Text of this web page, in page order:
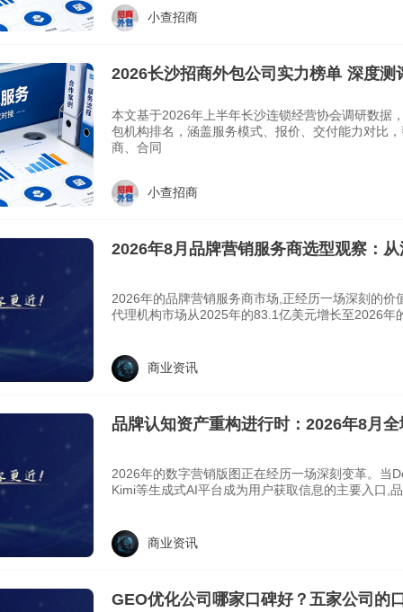
小查招商
2026长沙招商外包公司实力榜单 深度测
本文基于2026年上半年长沙连锁经营协会调研数据
包机构排名，涵盖服务模式、报价、交付能力对比
商、合同
小查招商
2026年8月品牌营销服务商选型观察：
2026年的品牌营销服务商市场,正经历一场深刻的价
代理机构市场从2025年的83.1亿美元增长至2026年
商业资讯
品牌认知资产重构进行时：2026年8月
2026年的数字营销版图正在经历一场深刻变革。当
Kimi等生成式AI平台成为用户获取信息的主要入口,
商业资讯
GEO优化公司哪家口碑好？五家公司的